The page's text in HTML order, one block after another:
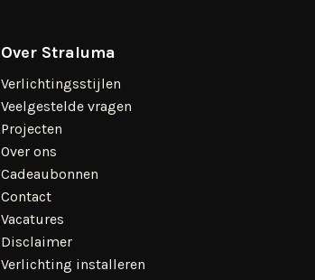
Over Straluma
Verlichtingsstijlen
Veelgestelde vragen
Projecten
Over ons
Cadeaubonnen
Contact
Vacatures
Disclaimer
Verlichting installeren